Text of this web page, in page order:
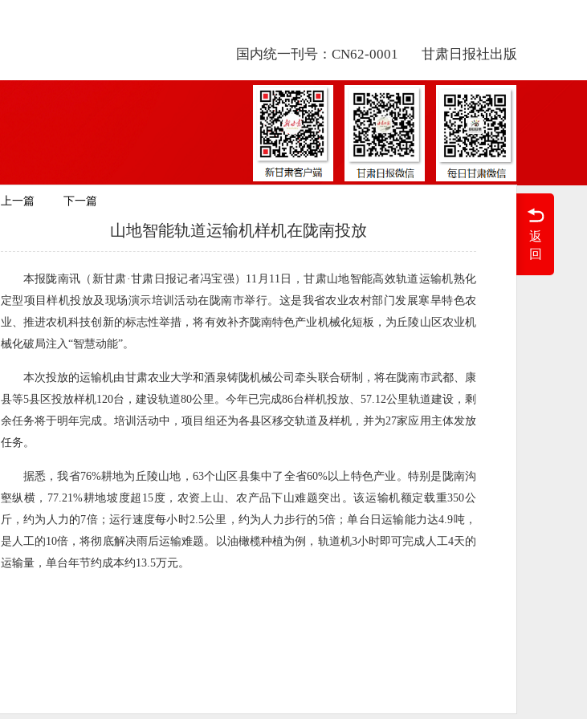
国内统一刊号：CN62-0001 甘肃日报社出版
返
回
上一篇 下一篇
山地智能轨道运输机样机在陇南投放
本报陇南讯（新甘肃·甘肃日报记者冯宝强）11月11日，甘肃山地智能高效轨道运输机熟化
定型项目样机投放及现场演示培训活动在陇南市举行。这是我省农业农村部门发展寒旱特色农
业、推进农机科技创新的标志性举措，将有效补齐陇南特色产业机械化短板，为丘陵山区农业机
械化破局注入“智慧动能”。
本次投放的运输机由甘肃农业大学和酒泉铸陇机械公司牵头联合研制，将在陇南市武都、康
县等5县区投放样机120台，建设轨道80公里。今年已完成86台样机投放、57.12公里轨道建设，剩
余任务将于明年完成。培训活动中，项目组还为各县区移交轨道及样机，并为27家应用主体发放
任务。
据悉，我省76%耕地为丘陵山地，63个山区县集中了全省60%以上特色产业。特别是陇南沟
壑纵横，77.21%耕地坡度超15度，农资上山、农产品下山难题突出。该运输机额定载重350公
斤，约为人力的7倍；运行速度每小时2.5公里，约为人力步行的5倍；单台日运输能力达4.9吨，
是人工的10倍，将彻底解决雨后运输难题。以油橄榄种植为例，轨道机3小时即可完成人工4天的
运输量，单台年节约成本约13.5万元。